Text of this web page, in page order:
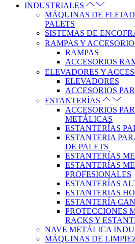
INDUSTRIALES
MÁQUINAS DE
PALETS
SISTEMAS DE
RAMPAS Y
RAMPAS
ACCESORIOS
ELEVADORES Y
ELEVADORES
ACCESORIOS
ESTANTERÍAS
ACCESORIOS
METÁLICAS
ESTANTERÍAS
ESTANTERIA
DE PALETS
ESTANTERÍAS
ESTANTERÍAS
PROFESIONALES
ESTANTERÍAS
ESTANTERIAS
ESTANTERÍA
PROTECCIONES
RACKS Y
NAVE METÁLICA
MÁQUINAS DE